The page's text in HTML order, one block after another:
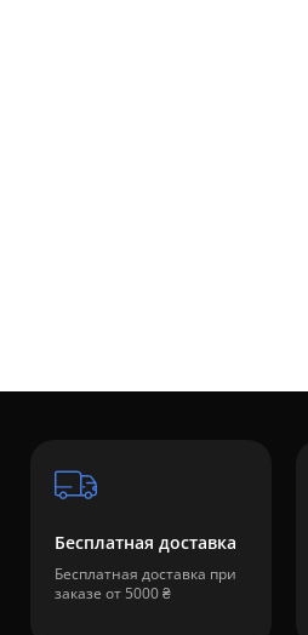
Бесплатная доставка
Бесплатная доставка при
заказе от 5000 ₴